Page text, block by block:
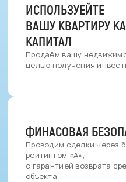
ИСПОЛЬЗУЕЙТЕ
ВАШУ КВАРТИРУ
КАПИТАЛ
Продаём вашу
целью получения
ФИНАСОВАЯ
Проводим сделки через
рейтингом «A»,
с гарантией возврата
объекта